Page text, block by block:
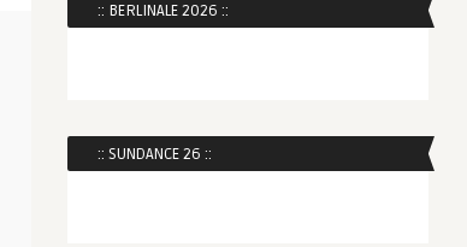
:: BERLINALE 2026 ::
:: SUNDANCE 26 ::